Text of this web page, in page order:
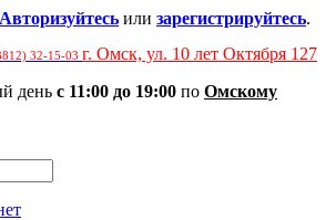
Авторизуйтесь или зарегистрируйтесь.
32-15-03 г. Омск, ул. 10 лет Октября 127
день с 11:00 до 19:00 по Омскому